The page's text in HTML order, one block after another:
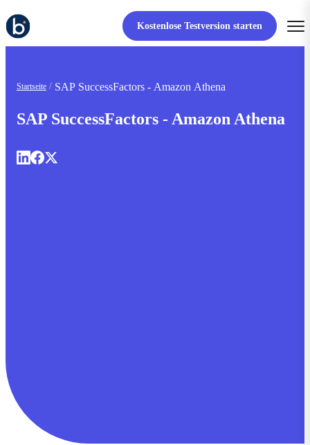
Kostenlose Testversion starten
Startseite SAP SuccessFactors - Amazon Athena
SAP SuccessFactors - Amazon Athena